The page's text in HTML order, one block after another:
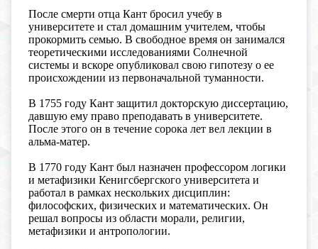
После смерти отца Кант бросил учебу в
университете и стал домашним учителем, чтобы
прокормить семью. В свободное время он занимался
теоретическими исследованиями Солнечной
системы и вскоре опубликовал свою гипотезу о ее
происхождении из первоначальной туманности.
В 1755 году Кант защитил докторскую диссертацию,
давшую ему право преподавать в университете.
После этого он в течение сорока лет вел лекции в
альма-матер.
В 1770 году Кант был назначен профессором логики
и метафизики Кенигсбергского университета и
работал в рамках нескольких дисциплин:
философских, физических и математических. Он
решал вопросы из области морали, религии,
метафизики и антропологии.